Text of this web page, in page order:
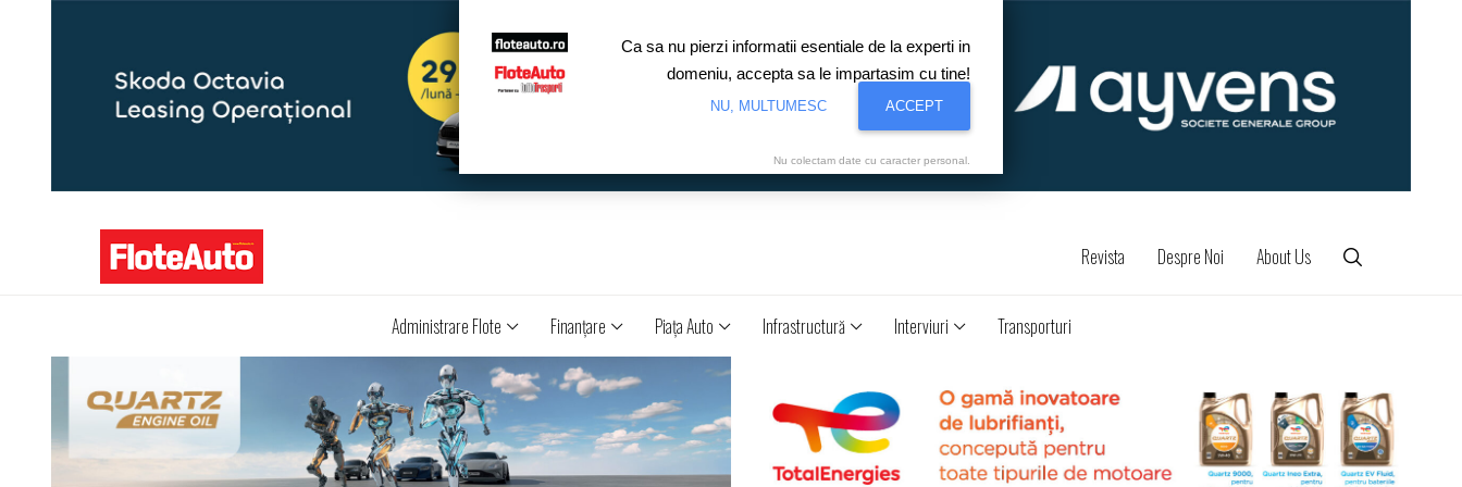
Revista Despre Noi About Us
Administrare Flote Finanţare Piaţa Auto Infrastructură Interviuri Transporturi
Ca sa nu pierzi informatii esentiale de la experti in
domeniu, accepta sa le impartasim cu tine!
NU, MULTUMESC ACCEPT
Nu colectam date cu caracter personal.